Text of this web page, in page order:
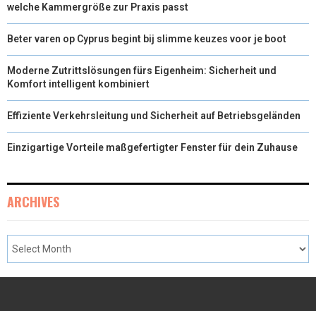
welche Kammergröße zur Praxis passt
Beter varen op Cyprus begint bij slimme keuzes voor je boot
Moderne Zutrittslösungen fürs Eigenheim: Sicherheit und
Komfort intelligent kombiniert
Effiziente Verkehrsleitung und Sicherheit auf Betriebsgeländen
Einzigartige Vorteile maßgefertigter Fenster für dein Zuhause
ARCHIVES